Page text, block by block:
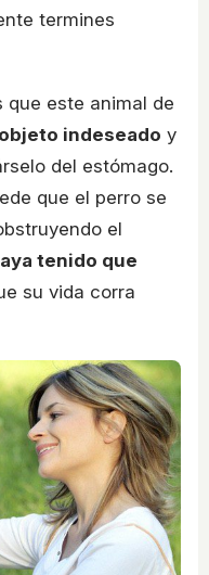
termines
que este animal de
indeseado y
del estómago.
que el perro se
el
tenido que
su vida corra